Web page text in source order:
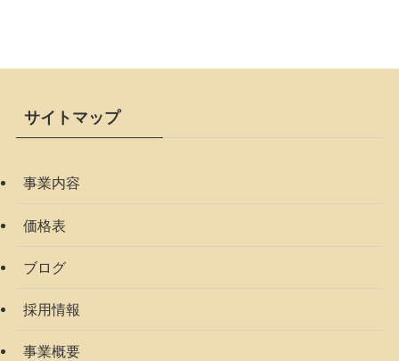
サイトマップ
事業内容
価格表
ブログ
採用情報
事業概要